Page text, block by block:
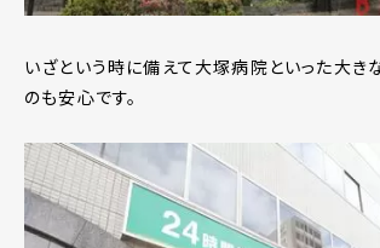
いざという時に備えて大塚病院といった大き
のも安心です。